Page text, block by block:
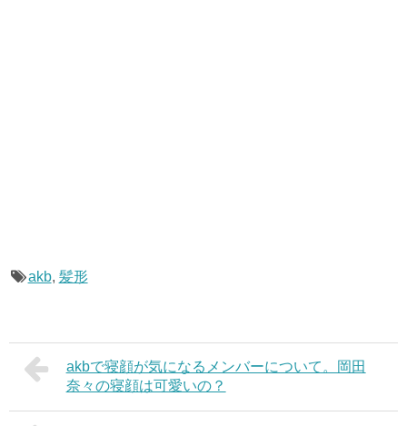
akb, 髪形
akbで寝顔が気になるメンバーについて。岡田
奈々の寝顔は可愛いの？